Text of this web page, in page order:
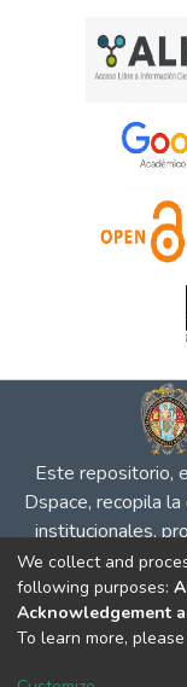
Este repositorio,
Dspace, recopila
institucionales,
desempeño en
propiedad
su difusión en el
DSpace software
Cookie
We collect and
following purposes:
Acknowledgement
To learn more,